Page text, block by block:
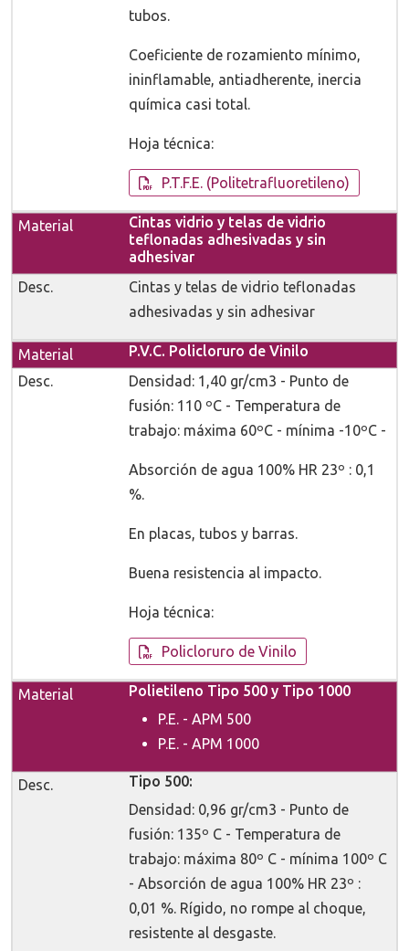
tubos.
Coeficiente de rozamiento mínimo,
ininflamable, antiadherente, inercia
química casi total.
Hoja técnica:
P.T.F.E. (Politetrafluoretileno)
Cintas vidrio y telas de vidrio
teflonadas adhesivadas y sin
adhesivar
Cintas y telas de vidrio teflonadas
adhesivadas y sin adhesivar
P.V.C. Policloruro de Vinilo
Densidad: 1,40 gr/cm3 - Punto de
fusión: 110 ºC - Temperatura de
trabajo: máxima 60ºC - mínima -10ºC -
Absorción de agua 100% HR 23º : 0,1
%.
En placas, tubos y barras.
Buena resistencia al impacto.
Hoja técnica:
Policloruro de Vinilo
Polietileno Tipo 500 y Tipo 1000
P.E. - APM 500
P.E. - APM 1000
Tipo 500:
Densidad: 0,96 gr/cm3 - Punto de
fusión: 135º C - Temperatura de
trabajo: máxima 80º C - mínima 100º C
- Absorción de agua 100% HR 23º :
0,01 %. Rígido, no rompe al choque,
resistente al desgaste.